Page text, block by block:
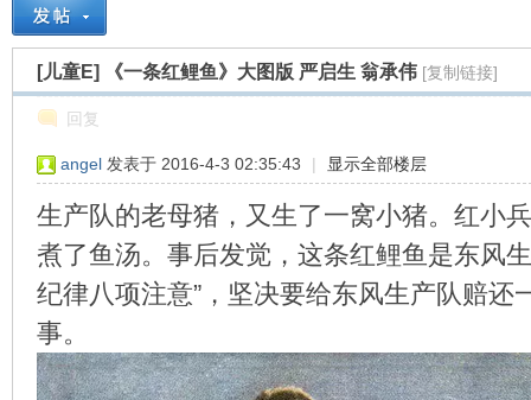
» › › ›
[儿童E] 《一条红鲤鱼》大图版 严启生 翁承伟 [复制链接]
回复
angel 发表于 2016-4-3 02:35:43 | 显示全部楼层
生产队的老母猪，又生了一窝小猪。红小
煮了鱼汤。事后发觉，这条红鲤鱼是东风
纪律八项注意”，坚决要给东风生产队赔
事。